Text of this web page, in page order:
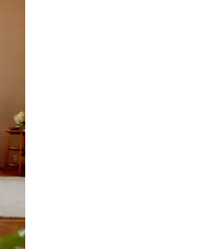
лизгање.